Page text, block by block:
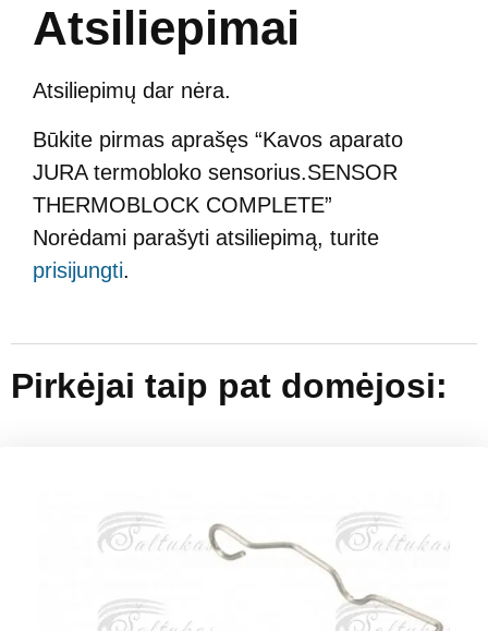
Atsiliepimai
Atsiliepimų dar nėra.
Būkite pirmas aprašęs “Kavos aparato
JURA termobloko sensorius.SENSOR
THERMOBLOCK COMPLETE”
Norėdami parašyti atsiliepimą, turite
prisijungti.
Pirkėjai taip pat domėjosi: